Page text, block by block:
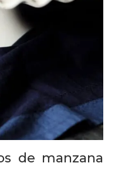
de manzana